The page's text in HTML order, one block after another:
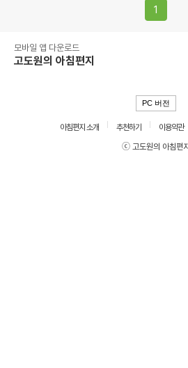
1
모바일 앱 다운로드
고도원의 아침편지
PC 버전
아침편지 소개 추천하기 이용약관
ⓒ 고도원의 아침편지